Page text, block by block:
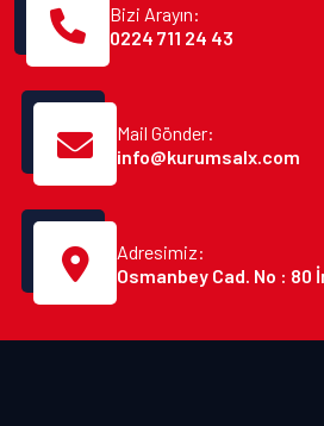
Bizi Arayın:
0224 711 24 43
Mail Gönder:
info@kurumsalx.com
Adresimiz:
Osmanbey Cad. No : 80